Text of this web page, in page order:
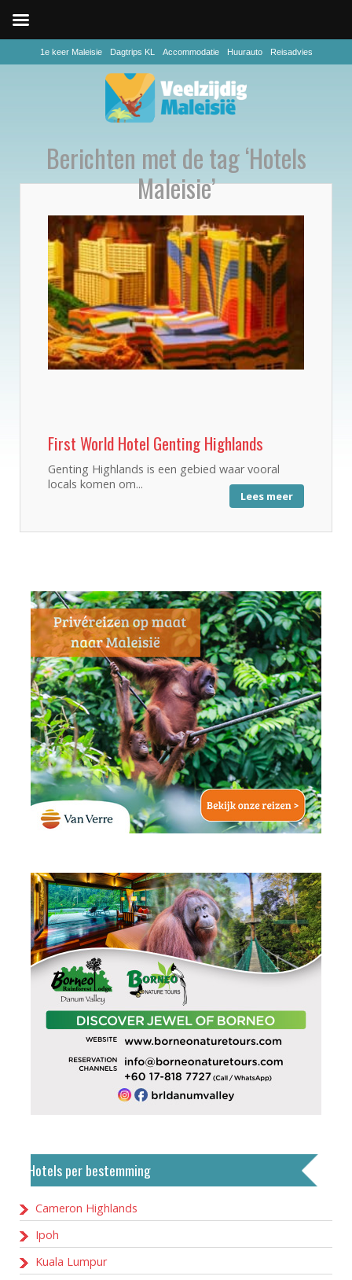
1e keer Maleisie Dagtrips KL Accommodatie Huurauto Reisadvies
Berichten met de tag ‘Hotels
Maleisie’
First World Hotel Genting Highlands
Genting Highlands is een gebied waar vooral
locals komen om...
Lees meer
Hotels per bestemming
Cameron Highlands
Ipoh
Kuala Lumpur